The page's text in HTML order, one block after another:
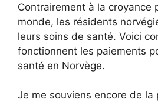
Contrairement à la croyance
monde, les résidents
leurs soins de santé. Voici
fonctionnent les paiements
santé en Norvège.
Je me souviens encore de la